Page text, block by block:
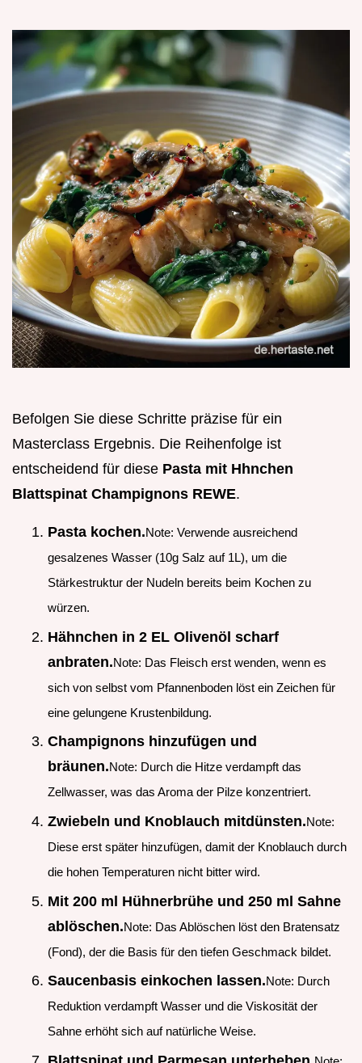
Befolgen Sie diese Schritte präzise für ein
Masterclass Ergebnis. Die Reihenfolge ist
entscheidend für diese Pasta mit Hhnchen
Blattspinat Champignons REWE.
Pasta kochen.Note: Verwende ausreichend
gesalzenes Wasser (10g Salz auf 1L), um die
Stärkestruktur der Nudeln bereits beim Kochen zu
würzen.
Hähnchen in 2 EL Olivenöl scharf
anbraten.Note: Das Fleisch erst wenden, wenn es
sich von selbst vom Pfannenboden löst ein Zeichen für
eine gelungene Krustenbildung.
Champignons hinzufügen und
bräunen.Note: Durch die Hitze verdampft das
Zellwasser, was das Aroma der Pilze konzentriert.
Zwiebeln und Knoblauch mitdünsten.Note:
Diese erst später hinzufügen, damit der Knoblauch durch
die hohen Temperaturen nicht bitter wird.
Mit 200 ml Hühnerbrühe und 250 ml Sahne
ablöschen.Note: Das Ablöschen löst den Bratensatz
(Fond), der die Basis für den tiefen Geschmack bildet.
Saucenbasis einkochen lassen.Note: Durch
Reduktion verdampft Wasser und die Viskosität der
Sahne erhöht sich auf natürliche Weise.